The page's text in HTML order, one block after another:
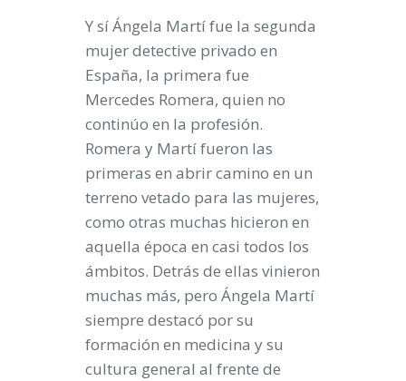
Y sí Ángela Martí fue la segunda
mujer detective privado en
España, la primera fue
Mercedes Romera, quien no
continúo en la profesión.
Romera y Martí fueron las
primeras en abrir camino en un
terreno vetado para las mujeres,
como otras muchas hicieron en
aquella época en casi todos los
ámbitos. Detrás de ellas vinieron
muchas más, pero Ángela Martí
siempre destacó por su
formación en medicina y su
cultura general al frente de